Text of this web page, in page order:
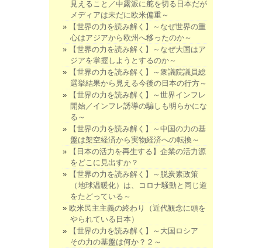
見えること／中露派に舵を切る日本だが
メディアは未だに欧米偏重～
【世界の力を読み解く】～なぜ世界の重
心はアジアから欧州へ移ったのか～
【世界の力を読み解く】～なぜ大国はア
ジアを掌握しようとするのか～
【世界の力を読み解く】～衆議院議員総
選挙結果から見える今後の日本の行方～
【世界の力を読み解く】～世界インフレ
開始／インフレ誘導の騙しも明らかにな
る～
【世界の力を読み解く】～中国の力の基
盤は架空経済から実物経済への転換～
【日本の活力を再生する】企業の活力源
をどこに見出すか？
【世界の力を読み解く】～脱炭素政策
（地球温暖化）は、コロナ騒動と同じ道
をたどっている～
欧米民主主義の終わり（近代観念に頭を
やられている日本）
【世界の力を読み解く】～大国ロシア
その力の基盤は何か？２～